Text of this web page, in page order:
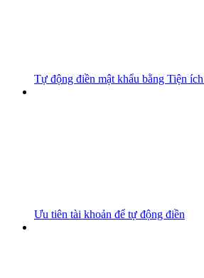
Tự động điền mật khẩu bằng Tiện
Ưu tiên tài khoản để tự động điền